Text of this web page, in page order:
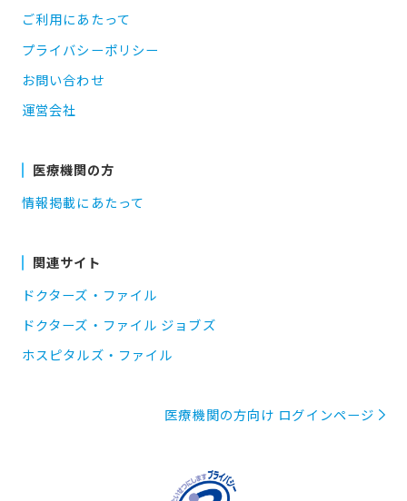
ご利用にあたって
プライバシーポリシー
お問い合わせ
運営会社
医療機関の方
情報掲載にあたって
関連サイト
ドクターズ・ファイル
ドクターズ・ファイル ジョブズ
ホスピタルズ・ファイル
医療機関の方向け ログインページ